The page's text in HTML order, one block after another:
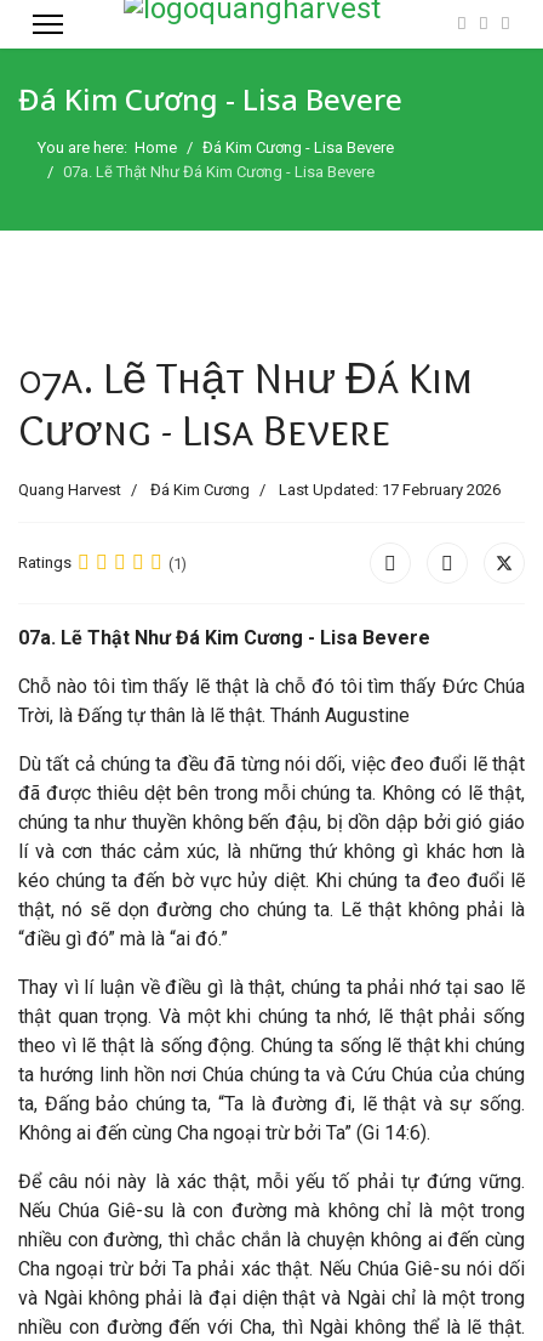
Đá Kim Cương - Lisa Bevere
You are here: Home
Đá Kim Cương - Lisa Bevere
07a. Lẽ Thật Như Đá Kim Cương - Lisa Bevere
07a. Lẽ Thật Như Đá Kim
Cương - Lisa Bevere
Quang Harvest Đá Kim Cương Last Updated: 17 February 2026
Ratings (1)
07a. Lẽ Thật Như Đá Kim Cương - Lisa Bevere
Chỗ nào tôi tìm thấy lẽ thật là chỗ đó tôi tìm thấy Đức Chúa
Trời, là Đấng tự thân là lẽ thật. Thánh Augustine
Dù tất cả chúng ta đều đã từng nói dối, việc đeo đuổi lẽ thật
đã được thiêu dệt bên trong mỗi chúng ta. Không có lẽ thật,
chúng ta như thuyền không bến đậu, bị dồn dập bởi gió giáo
lí và cơn thác cảm xúc, là những thứ không gì khác hơn là
kéo chúng ta đến bờ vực hủy diệt. Khi chúng ta đeo đuổi lẽ
thật, nó sẽ dọn đường cho chúng ta. Lẽ thật không phải là
“điều gì đó” mà là “ai đó.”
Thay vì lí luận về điều gì là thật, chúng ta phải nhớ tại sao lẽ
thật quan trọng. Và một khi chúng ta nhớ, lẽ thật phải sống
theo vì lẽ thật là sống động. Chúng ta sống lẽ thật khi chúng
ta hướng linh hồn nơi Chúa chúng ta và Cứu Chúa của chúng
ta, Đấng bảo chúng ta, “Ta là đường đi, lẽ thật và sự sống.
Không ai đến cùng Cha ngoại trừ bởi Ta” (Gi 14:6).
Để câu nói này là xác thật, mỗi yếu tố phải tự đứng vững.
Nếu Chúa Giê-su là con đường mà không chỉ là một trong
nhiều con đường, thì chắc chắn là chuyện không ai đến cùng
Cha ngoại trừ bởi Ta phải xác thật. Nếu Chúa Giê-su nói dối
và Ngài không phải là đại diện thật và Ngài chỉ là một trong
nhiều con đường đến với Cha, thì Ngài không thể là lẽ thật.